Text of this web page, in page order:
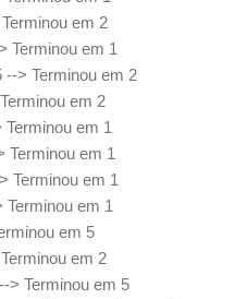
em 2
Terminou em 1
--> Terminou em 2
em 2
em 1
Terminou em 1
Terminou em 1
Terminou em 1
em 5
em 2
--> Terminou em 5